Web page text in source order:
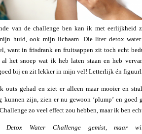
van de challenge ben kan ik met eerlijkheid
huid, ook mijn lichaam. Die liter detox
want in frisdrank en fruitsappen zit toch echt
al het snoep wat ik heb laten staan en heb
bij en zit lekker in mijn vel! Letterlijk én
outs gehad en ziet er alleen maar mooier en
kunnen zijn, zien er nu gewoon ‘plump’ en
zo veel effect zou hebben, maar ik ben
Detox Water Challenge gemist, maar